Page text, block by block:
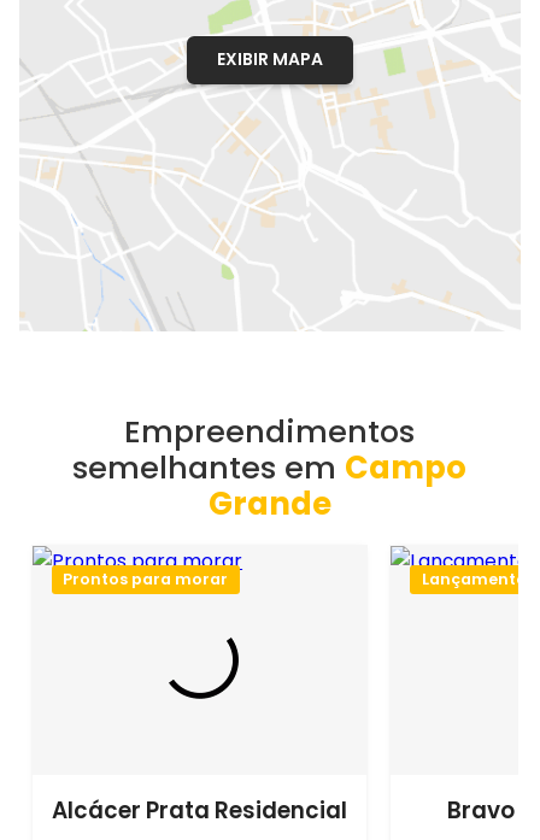
EXIBIR MAPA
Empreendimentos
semelhantes em Campo
Grande
Prontos para morar
Alcácer Prata Residencial
Lançamento
Bravo